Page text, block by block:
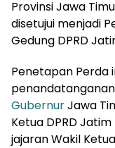
Provinsi Jawa
disetujui menjadi
Gedung DPRD
Penetapan Perda
GubernurJawa
Ketua DPRD
jajaran Wakil